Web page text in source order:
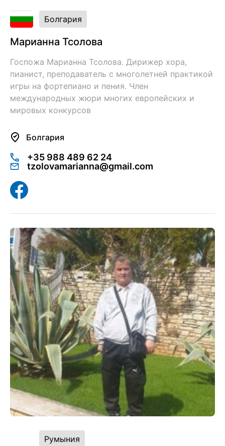
Болгария
Марианна Тсолова
Госпожа Марианна Тсолова. Дирижер хора,
пианист, преподаватель с многолетней практикой
игры на фортепиано и пения. Член
международных жюри многих европейских и
мировых конкурсов
Болгария
+35 988 489 62 24
tzolovamarianna@gmail.com
Румыния